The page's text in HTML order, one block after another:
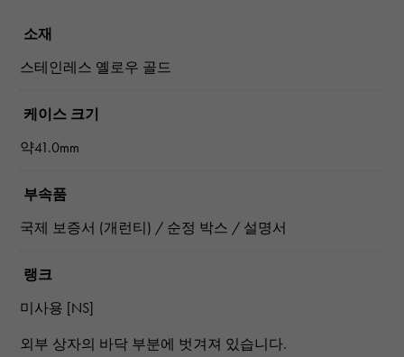
소재
스테인레스 옐로우 골드
케이스 크기
약41.0mm
부속품
국제 보증서 (개런티) / 순정 박스 / 설명서
랭크
미사용 [NS]
외부 상자의 바닥 부분에 벗겨져 있습니다.